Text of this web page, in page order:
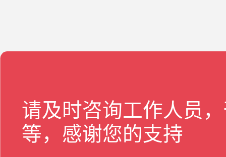
请及时咨询工作人员
等，感谢您的支持